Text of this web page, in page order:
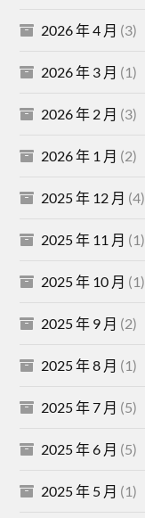
2026 年 4 月 (3)
2026 年 3 月 (1)
2026 年 2 月 (3)
2026 年 1 月 (2)
2025 年 12 月 (4)
2025 年 11 月 (1)
2025 年 10 月 (1)
2025 年 9 月 (2)
2025 年 8 月 (1)
2025 年 7 月 (5)
2025 年 6 月 (5)
2025 年 5 月 (1)